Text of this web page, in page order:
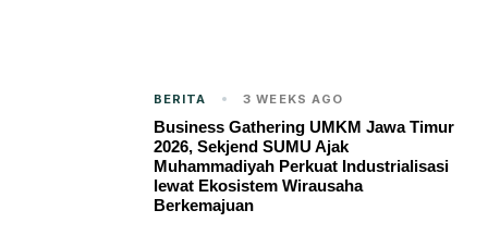
BERITA 3 WEEKS AGO
Business Gathering UMKM Jawa Timur
2026, Sekjend SUMU Ajak
Muhammadiyah Perkuat Industrialisasi
lewat Ekosistem Wirausaha
Berkemajuan